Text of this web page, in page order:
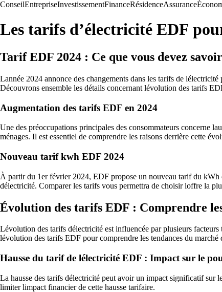
ConseilEntrepriseInvestissementFinanceRésidenceAssurance
Les tarifs d’électricité EDF
Tarif EDF 2024 : Ce que vous devez savoir
Lannée 2024 annonce des changements dans les tarifs de
Découvrons ensemble les détails concernant lévolution des tarifs
Augmentation des tarifs EDF en 2024
Une des préoccupations principales des consommateurs concerne
ménages. Il est essentiel de comprendre les raisons derrière cette
Nouveau tarif kwh EDF 2024
À partir du 1er février 2024, EDF propose un nouveau tarif du kWh
délectricité. Comparer les tarifs vous permettra de choisir loffre la
Évolution des tarifs EDF : Comprendre
Lévolution des tarifs délectricité est influencée par plusieurs
lévolution des tarifs EDF pour comprendre les tendances du marché
Hausse du tarif de lélectricité EDF : Impact sur le
La hausse des tarifs délectricité peut avoir un impact significatif sur
limiter limpact financier de cette hausse tarifaire.